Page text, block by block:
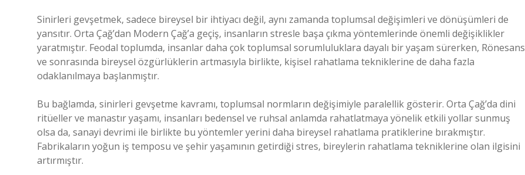
Sinirleri gevşetmek, sadece bireysel bir ihtiyacı değil, aynı zamanda toplumsal değişimleri ve dönüşümleri de
yansıtır. Orta Çağ’dan Modern Çağ’a geçiş, insanların stresle başa çıkma yöntemlerinde önemli değişiklikler
yaratmıştır. Feodal toplumda, insanlar daha çok toplumsal sorumluluklara dayalı bir yaşam sürerken, Rönesans
ve sonrasında bireysel özgürlüklerin artmasıyla birlikte, kişisel rahatlama tekniklerine de daha fazla
odaklanılmaya başlanmıştır.
Bu bağlamda, sinirleri gevşetme kavramı, toplumsal normların değişimiyle paralellik gösterir. Orta Çağ’da dini
ritüeller ve manastır yaşamı, insanları bedensel ve ruhsal anlamda rahatlatmaya yönelik etkili yollar sunmuş
olsa da, sanayi devrimi ile birlikte bu yöntemler yerini daha bireysel rahatlama pratiklerine bırakmıştır.
Fabrikaların yoğun iş temposu ve şehir yaşamının getirdiği stres, bireylerin rahatlama tekniklerine olan ilgisini
artırmıştır.